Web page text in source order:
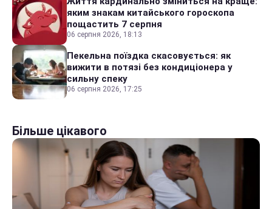
яким знакам китайського гороскопа
пощастить 7 серпня
06 серпня 2026, 18:13
Пекельна поїздка скасовується: як
вижити в потязі без кондиціонера у
сильну спеку
06 серпня 2026, 17:25
Більше цікавого